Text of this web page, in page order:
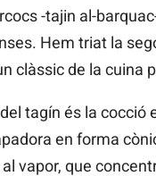
-tajin al-
Hem triat la
clàssic de la cuina
tagín és la cocció
en forma
vapor, que